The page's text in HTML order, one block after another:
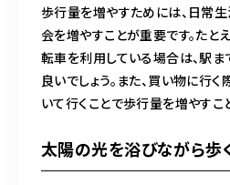
歩行量を増やすためには、日常
会を増やすことが重要です。たと
転車を利用している場合は、駅
良いでしょう。また、買い物に行
いて行くことで歩行量を増やすこ
太陽の光を浴びながら歩